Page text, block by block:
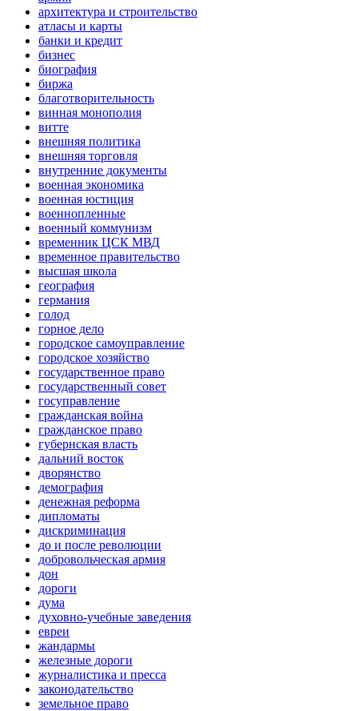
архитектура и строительство
атласы и карты
банки и кредит
бизнес
биография
биржа
благотворительность
винная монополия
витте
внешняя политика
внешняя торговля
внутренние документы
военная экономика
военная юстиция
военнопленные
военный коммунизм
временник ЦСК МВД
временное правительство
высшая школа
география
германия
голод
горное дело
городское самоуправление
городское хозяйство
государственное право
государственный совет
госуправление
гражданская война
гражданское право
губернская власть
дальний восток
дворянство
демография
денежная реформа
дипломаты
дискриминация
до и после революции
добровольческая армия
дон
дороги
дума
духовно-учебные заведения
евреи
жандармы
железные дороги
журналистика и пресса
законодательство
земельное право